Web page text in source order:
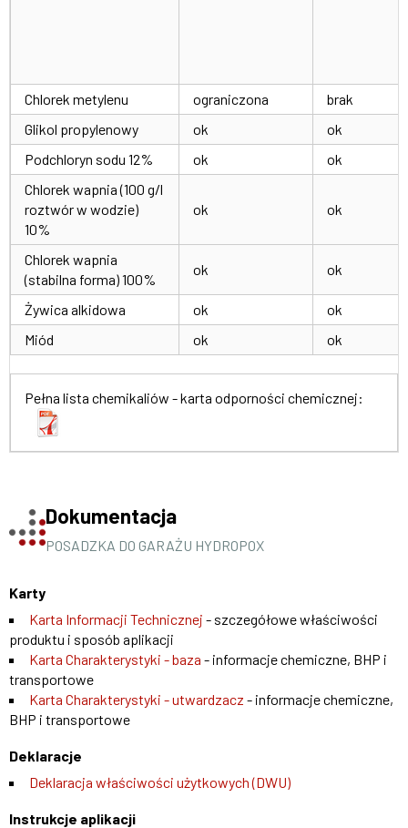
Chlorek metylenu ograniczona
brak
Glikol propylenowy
ok
ok
Podchloryn sodu 12%
ok
ok
Chlorek wapnia (100 g/l
roztwór w wodzie)
10%
ok ok
Chlorek wapnia
(stabilna forma) 100%
ok ok
Żywica alkidowa ok
ok
Miód
ok ok
Pełna lista chemikaliów - karta odporności chemicznej:
Dokumentacja
POSADZKA DO GARAŻU HYDROPOX
Karty
Karta Informacji Technicznej - szczegółowe właściwości
produktu i sposób aplikacji
Karta Charakterystyki - baza - informacje chemiczne, BHP i
transportowe
Karta Charakterystyki - utwardzacz - informacje chemiczne,
BHP i transportowe
Deklaracje
Deklaracja właściwości użytkowych (DWU)
Instrukcje aplikacji